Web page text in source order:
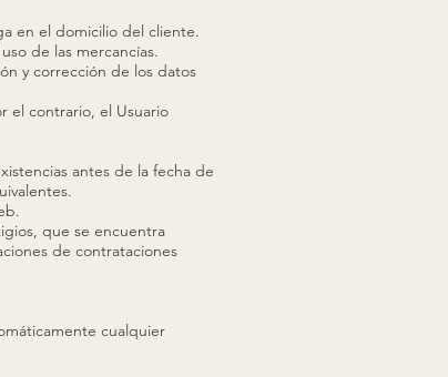
en el domicilio del cliente.
de las mercancías.
y corrección de los datos
el contrario, el Usuario
antes de la fecha de
que se encuentra
de contrataciones
cualquier